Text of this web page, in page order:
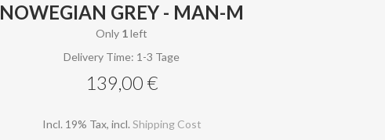
NOWEGIAN GREY - MAN-M
Only 1left
Delivery Time: 1-3 Tage
139,00 €
Incl. 19% Tax, incl. Shipping Cost